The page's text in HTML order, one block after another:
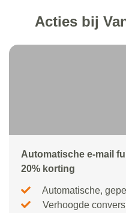
Acties bij
Automatische e-mail
20% korting
Automatische,
Verhoogde